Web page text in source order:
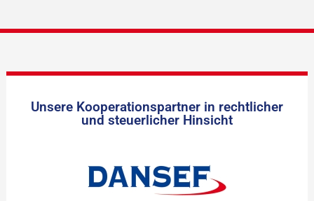
Unsere Kooperationspartner in rechtlicher
und steuerlicher Hinsicht